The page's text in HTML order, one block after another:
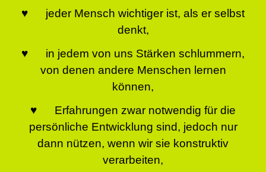
♥ jeder Mensch wichtiger ist, als er selbst
denkt,
♥ in jedem von uns Stärken schlummern,
von denen andere Menschen lernen
können,
♥ Erfahrungen zwar notwendig für die
persönliche Entwicklung sind, jedoch nur
dann nützen, wenn wir sie konstruktiv
verarbeiten,